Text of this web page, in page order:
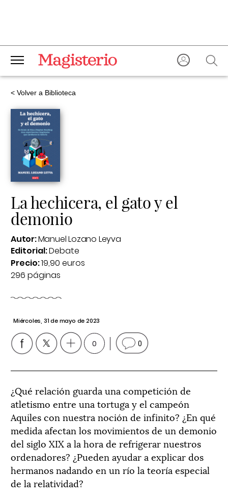
< Volver a Biblioteca
La hechicera, el gato y el
demonio
Autor:Manuel Lozano Leyva
Editorial:Debate
Precio:19,90 euros
296 páginas
Miércoles, 31 de mayo de 2023
0 0
¿Qué relación guarda una competición de
atletismo entre una tortuga y el campeón
Aquiles con nuestra noción de infinito? ¿En qué
medida afectan los movimientos de un demonio
del siglo XIX a la hora de refrigerar nuestros
ordenadores? ¿Pueden ayudar a explicar dos
hermanos nadando en un río la teoría especial
de la relatividad?